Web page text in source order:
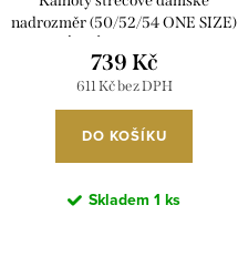
nadrozměr (50/52/54 ONE SIZE)
611 Kč bez DPH
739 Kč
DO KOŠÍKU
Skladem 1 ks